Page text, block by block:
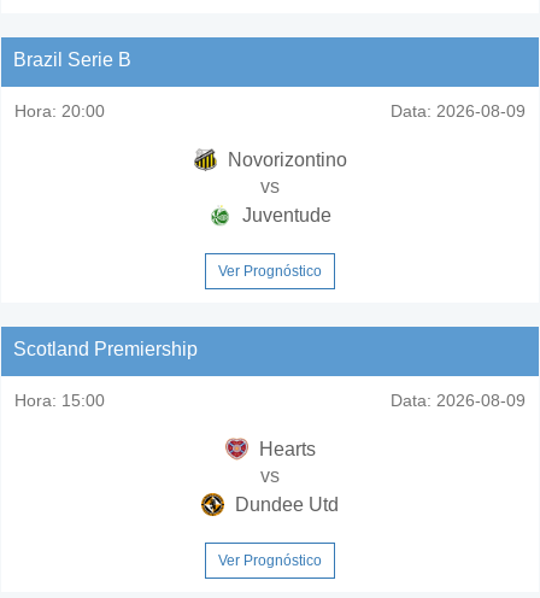
Brazil Serie B
Hora: 20:00 Data: 2026-08-09
Novorizontino
vs
Juventude
Ver Prognóstico
Scotland Premiership
Hora: 15:00 Data: 2026-08-09
Hearts
vs
Dundee Utd
Ver Prognóstico